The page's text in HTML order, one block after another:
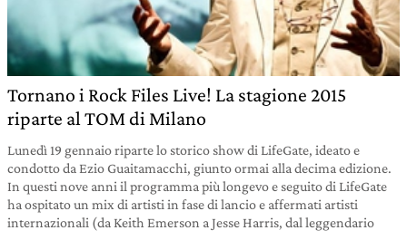
Tornano i Rock Files Live! La stagione 2015
riparte al TOM di Milano
Lunedì 19 gennaio riparte lo storico show di LifeGate, ideato e
condotto da Ezio Guaitamacchi, giunto ormai alla decima edizione.
In questi nove anni il programma più longevo e seguito di LifeGate
ha ospitato un mix di artisti in fase di lancio e affermati artisti
internazionali (da Keith Emerson a Jesse Harris, dal leggendario